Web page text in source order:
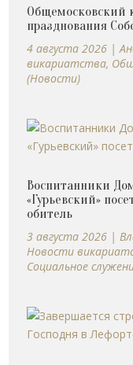
Общемосковский
празднования
4 августа 2026 |
викариатства,
(Новости)
Воспитанники
«Гурьевский»
обитель
3 августа 2026 |
Новости
Социальное